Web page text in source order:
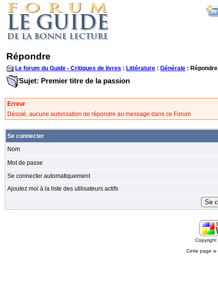
Répondre
Le forum du Guide - Critiques de livres : Littérature : Générale : Répondre
Sujet: Premier titre de la passion
Erreur
Désolé, aucune autorisation de répondre au message dans ce Forum
Se connecter
Nom
Mot de passe
Se connecter automatiquement
Ajoutez moi à la liste des utilisateurs actifs
Cette page a